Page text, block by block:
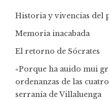
Historia y vivencias del
Memoria inacabada
El retorno de Sócrates
«Porque ha auido mui
ordenanzas de las
serranía de Villaluenga